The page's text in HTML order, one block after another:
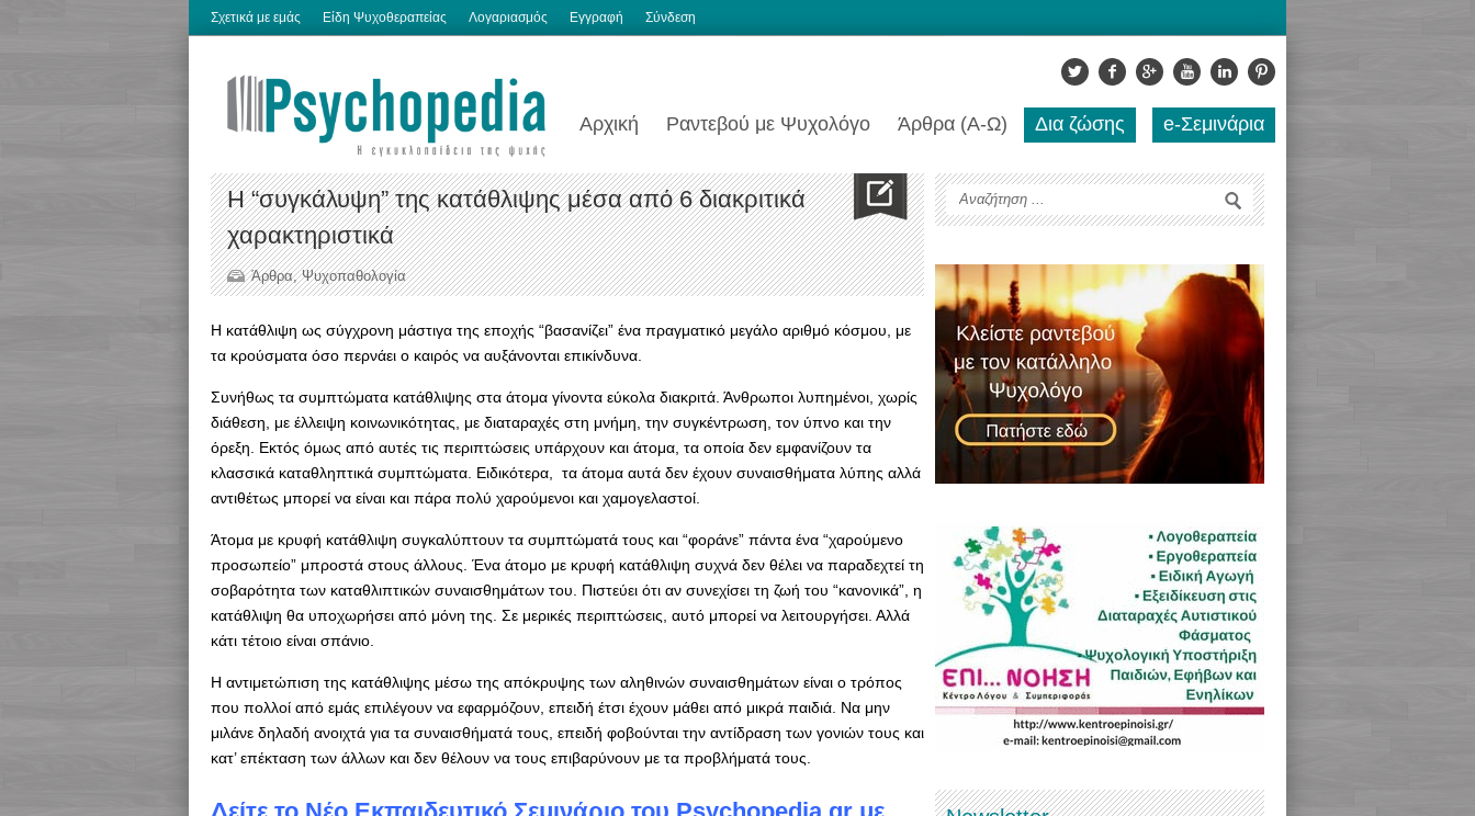
Σχετικά με εμάς Είδη Ψυχοθεραπείας Λογαριασμός Εγγραφή Σύνδεση
Αρχική Ραντεβού με Ψυχολόγο Άρθρα (Α-Ω) Δια ζώσης e-Σεμινάρια
H “συγκάλυψη” της κατάθλιψης μέσα από 6 διακριτικά
χαρακτηριστικά
Άρθρα,Ψυχοπαθολογία
Η κατάθλιψη ως σύγχρονη μάστιγα της εποχής “βασανίζει” ένα πραγματικό μεγάλο αριθμό κόσμου, με
τα κρούσματα όσο περνάει ο καιρός να αυξάνονται επικίνδυνα.
Συνήθως τα συμπτώματα κατάθλιψης στα άτομα γίνοντα εύκολα διακριτά. Άνθρωποι λυπημένοι, χωρίς
διάθεση, με έλλειψη κοινωνικότητας, με διαταραχές στη μνήμη, την συγκέντρωση, τον ύπνο και την
όρεξη. Εκτός όμως από αυτές τις περιπτώσεις υπάρχουν και άτομα, τα οποία δεν εμφανίζουν τα
κλασσικά καταθληπτικά συμπτώματα. Ειδικότερα, τα άτομα αυτά δεν έχουν συναισθήματα λύπης αλλά
αντιθέτως μπορεί να είναι και πάρα πολύ χαρούμενοι και χαμογελαστοί.
Άτομα με κρυφή κατάθλιψη συγκαλύπτουν τα συμπτώματά τους και “φοράνε” πάντα ένα “χαρούμενο
προσωπείο” μπροστά στους άλλους. Ένα άτομο με κρυφή κατάθλιψη συχνά δεν θέλει να παραδεχτεί τη
σοβαρότητα των καταθλιπτικών συναισθημάτων του. Πιστεύει ότι αν συνεχίσει τη ζωή του “κανονικά”, η
κατάθλιψη θα υποχωρήσει από μόνη της. Σε μερικές περιπτώσεις, αυτό μπορεί να λειτουργήσει. Αλλά
κάτι τέτοιο είναι σπάνιο.
Η αντιμετώπιση της κατάθλιψης μέσω της απόκρυψης των αληθινών συναισθημάτων είναι ο τρόπος
που πολλοί από εμάς επιλέγουν να εφαρμόζουν, επειδή έτσι έχουν μάθει από μικρά παιδιά. Να μην
μιλάνε δηλαδή ανοιχτά για τα συναισθήματά τους, επειδή φοβούνται την αντίδραση των γονιών τους και
κατ’ επέκταση των άλλων και δεν θέλουν να τους επιβαρύνουν με τα προβλήματά τους.